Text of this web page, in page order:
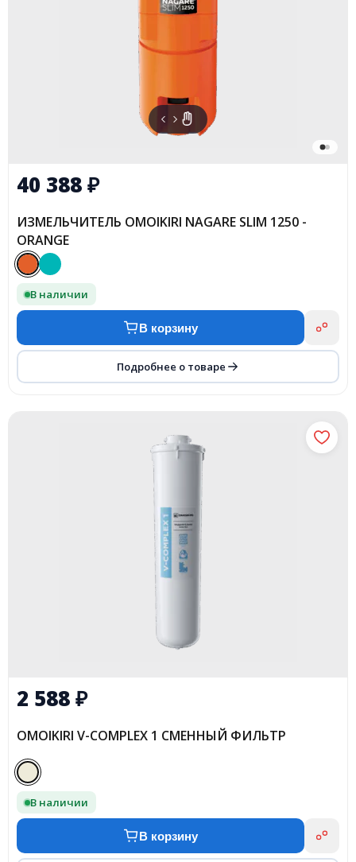
40 388₽
ИЗМЕЛЬЧИТЕЛЬ OMOIKIRI NAGARE SLIM 1250 -
ORANGE
В наличии
В корзину
Подробнее о товаре
2 588₽
OMOIKIRI V-COMPLEX 1 СМЕННЫЙ ФИЛЬТР
В наличии
В корзину